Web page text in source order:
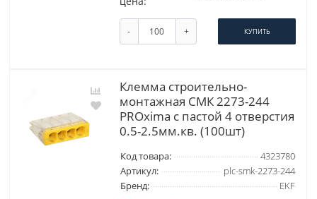
- + КУПИТЬ
Клемма строительно-
монтажная СМК 2273-244
PROxima с пастой 4 отверстия
0.5-2.5мм.кв. (100шт)
Код товара:
4323780
Артикул:
plc-smk-2273-244
Бренд:
EKF